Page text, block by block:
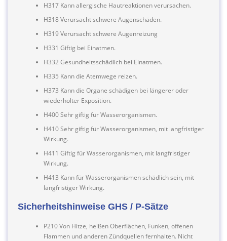
H317 Kann allergische Hautreaktionen verursachen.
H318 Verursacht schwere Augenschäden.
H319 Verursacht schwere Augenreizung
H331 Giftig bei Einatmen.
H332 Gesundheitsschädlich bei Einatmen.
H335 Kann die Atemwege reizen.
H373 Kann die Organe schädigen bei längerer oder
wiederholter Exposition.
H400 Sehr giftig für Wasserorganismen.
H410 Sehr giftig für Wasserorganismen, mit langfristiger
Wirkung.
H411 Giftig für Wasserorganismen, mit langfristiger
Wirkung.
H413 Kann für Wasserorganismen schädlich sein, mit
langfristiger Wirkung.
Sicherheitshinweise GHS / P-Sätze
P210 Von Hitze, heißen Oberflächen, Funken, offenen
Flammen und anderen Zündquellen fernhalten. Nicht